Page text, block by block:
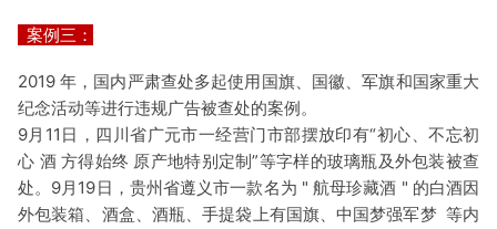
案例三：
2019 年，国内严肃查处多起使用国旗、国徽、军旗和国家重大
纪念活动等进行违规广告被查处的案例。
9月11日，四川省广元市一经营门市部摆放印有“初心、不忘初
心 酒 方得始终 原产地特别定制”等字样的玻璃瓶及外包装被查
处。9月19日，贵州省遵义市一款名为 " 航母珍藏酒 " 的白酒因
外包装箱、酒盒、酒瓶、手提袋上有国旗、中国梦强军梦 等内